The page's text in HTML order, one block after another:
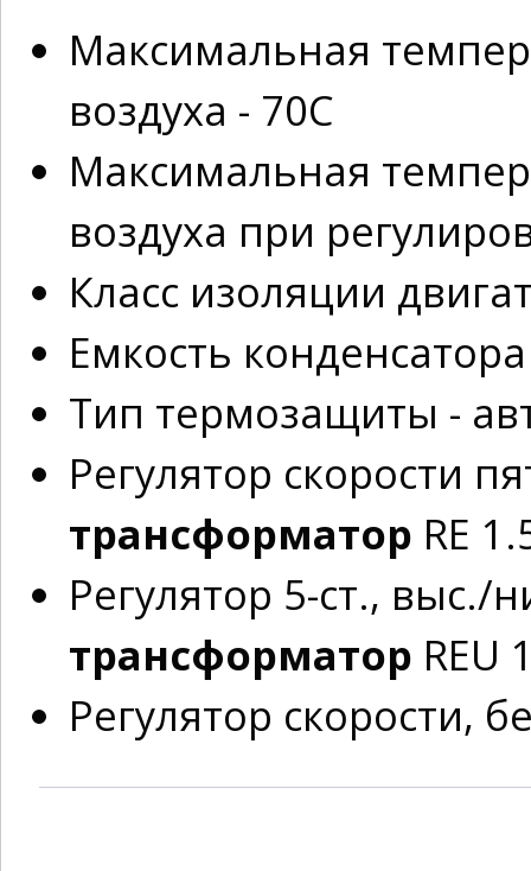
Максимальная
воздуха - 70С
Максимальная
воздуха при
Класс изоляции
Емкость
Тип термозащиты -
Регулятор скорости
трансформатор RE
Регулятор 5-ст., выс./
трансформатор REU
Регулятор скорости,